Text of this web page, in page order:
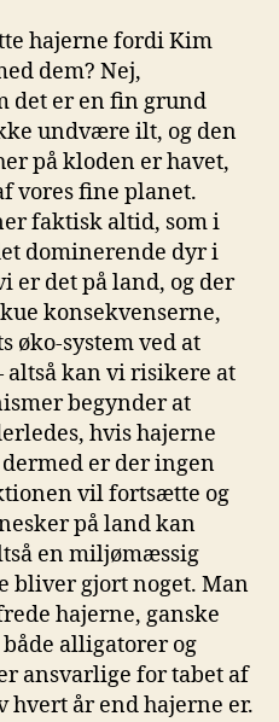
hajerne fordi Kim
dem? Nej,
det er en fin grund
undvære ilt, og den
på kloden er havet,
vores fine planet.
faktisk altid, som i
dominerende dyr i
er det på land, og der
konsekvenserne,
øko-system ved at
altså kan vi risikere at
begynder at
hvis hajerne
er der ingen
vil fortsætte og
på land kan
en miljømæssig
bliver gjort noget. Man
hajerne, ganske
alligatorer og
ansvarlige for tabet af
år end hajerne er.